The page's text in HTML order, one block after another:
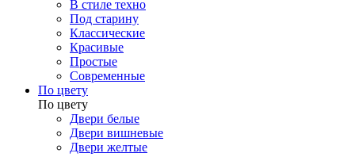
В стиле техно
Под старину
Классические
Красивые
Простые
Современные
По цвету
По цвету
Двери белые
Двери вишневые
Двери желтые